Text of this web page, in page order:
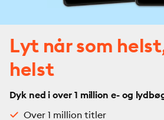
Lyt når som
helst
Dyk ned i over 1 million e- og
Over 1 million titler